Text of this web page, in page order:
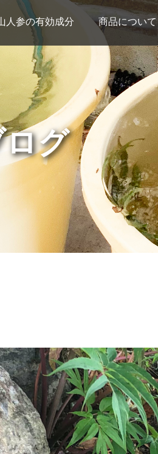
人参の有効成分 商品について
グ